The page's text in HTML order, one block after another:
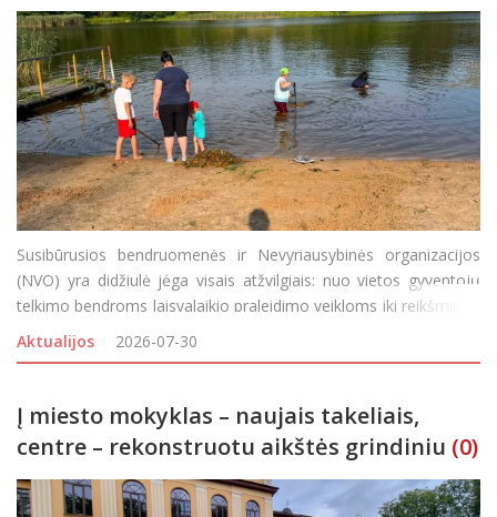
Susibūrusios bendruomenės ir Nevyriausybinės organizacijos
(NVO) yra didžiulė jėga visais atžvilgiais: nuo vietos gyventojų
telkimo bendroms laisvalaikio praleidimo veikloms iki reikšmingų
aplinkos gražinimo ar gerbūvio kūrimo projektų įgyvendinimo.
Visgi, bendruomeniškumui puoselėti n
Aktualijos 2026-07-30
Į miesto mokyklas – naujais takeliais,
centre – rekonstruotu aikštės grindiniu (0)